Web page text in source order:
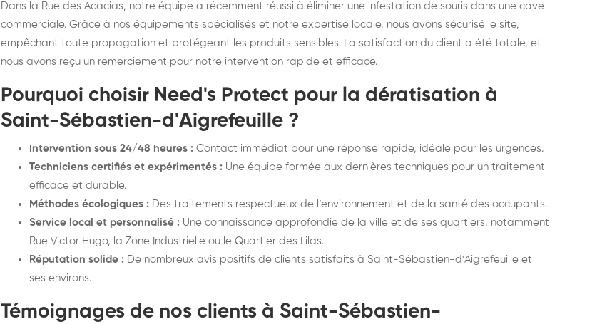
Dans la Rue des Acacias, notre équipe a récemment réussi à éliminer une infestation de souris dans une cave
commerciale. Grâce à nos équipements spécialisés et notre expertise locale, nous avons sécurisé le site,
empêchant toute propagation et protégeant les produits sensibles. La satisfaction du client a été totale, et
nous avons reçu un remerciement pour notre intervention rapide et efficace.
Pourquoi choisir Need's Protect pour la dératisation à
Saint-Sébastien-d'Aigrefeuille ?
Intervention sous 24/48 heures : Contact immédiat pour une réponse rapide, idéale pour les urgences.
Techniciens certifiés et expérimentés : Une équipe formée aux dernières techniques pour un traitement
efficace et durable.
Méthodes écologiques : Des traitements respectueux de l’environnement et de la santé des occupants.
Service local et personnalisé : Une connaissance approfondie de la ville et de ses quartiers, notamment
Rue Victor Hugo, la Zone Industrielle ou le Quartier des Lilas.
Réputation solide : De nombreux avis positifs de clients satisfaits à Saint-Sébastien-d'Aigrefeuille et
ses environs.
Témoignages de nos clients à Saint-Sébastien-